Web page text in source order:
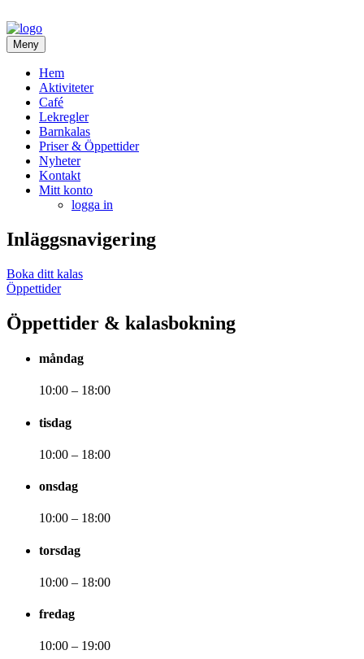
Meny
Hem
Aktiviteter
Café
Lekregler
Barnkalas
Priser & Öppettider
Nyheter
Kontakt
Mitt konto
logga in
Inläggsnavigering
Boka ditt kalas
Öppettider
Öppettider & kalasbokning
måndag
10:00 – 18:00
tisdag
10:00 – 18:00
onsdag
10:00 – 18:00
torsdag
10:00 – 18:00
fredag
10:00 – 19:00